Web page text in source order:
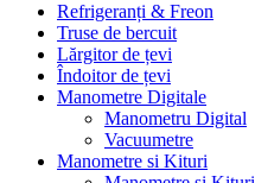
Refrigeranți & Freon
Truse de bercuit
Lărgitor de țevi
Îndoitor de țevi
Manometre Digitale
Manometru Digital
Vacuumetre
Manometre si Kituri